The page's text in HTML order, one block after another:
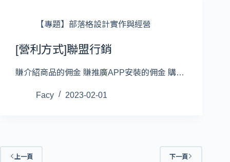
【專題】部落格設計實作與經營
[營利方式]聯盟行銷
賺介紹商品的佣金 賺推廣APP安裝的佣金 購…
Facy 2023-02-01
上一頁 下一頁